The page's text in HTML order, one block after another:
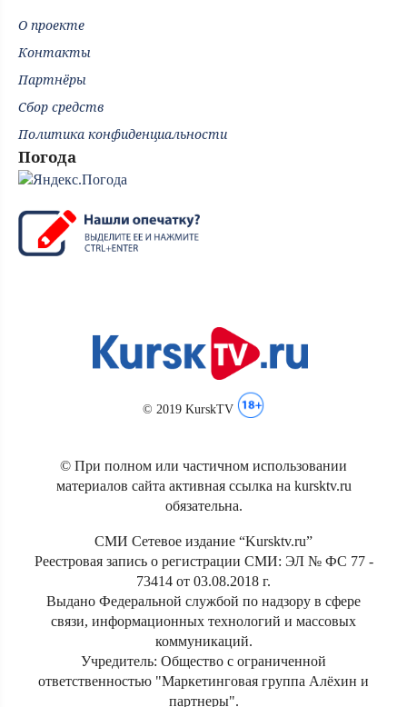
О проекте
Контакты
Партнёры
Сбор средств
Политика конфиденциальности
Погода
© 2019 KurskTV
© При полном или частичном использовании
материалов сайта активная ссылка на kursktv.ru
обязательна.
СМИ Сетевое издание “Kursktv.ru”
Реестровая запись о регистрации СМИ: ЭЛ № ФС 77 -
73414 от 03.08.2018 г.
Выдано Федеральной службой по надзору в сфере
связи, информационных технологий и массовых
коммуникаций.
Учредитель: Общество с ограниченной
ответственностью "Маркетинговая группа Алёхин и
партнеры".